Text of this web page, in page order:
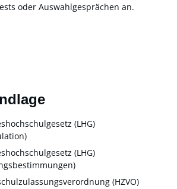
oder Auswahlgesprächen an.
(LHG)
(LHG)
(HZVO)